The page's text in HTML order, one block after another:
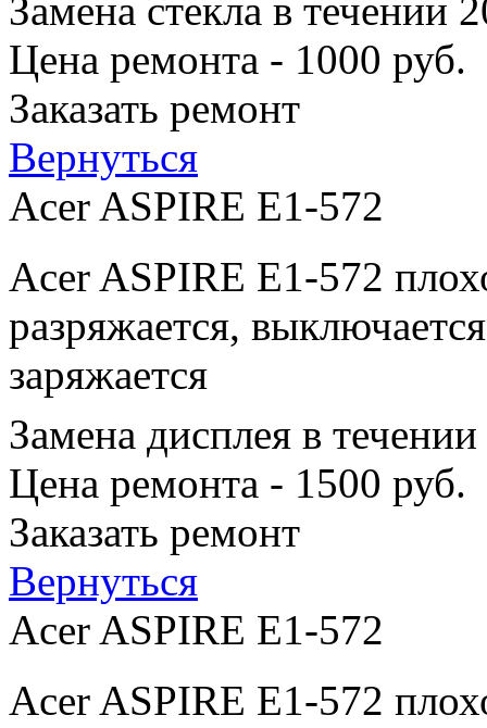
Замена стекла в течении
Цена ремонта - 1000 руб.
Заказать ремонт
Вернуться
Acer ASPIRE E1-572
Acer ASPIRE E1-572
разряжается,
заряжается
Замена дисплея в
Цена ремонта - 1500 руб.
Заказать ремонт
Вернуться
Acer ASPIRE E1-572
Acer ASPIRE E1-572